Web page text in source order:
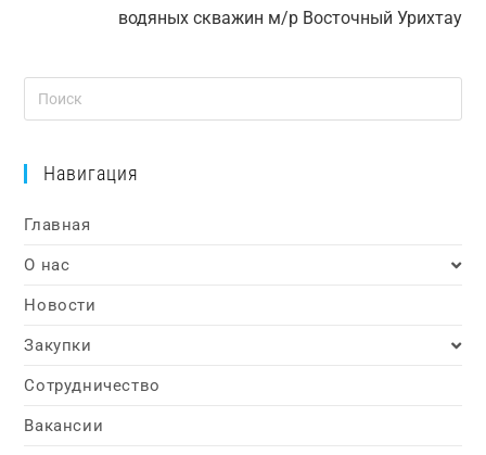
водяных скважин м/р Восточный Урихтау
Навигация
Главная
О нас
Новости
Закупки
Сотрудничество
Вакансии